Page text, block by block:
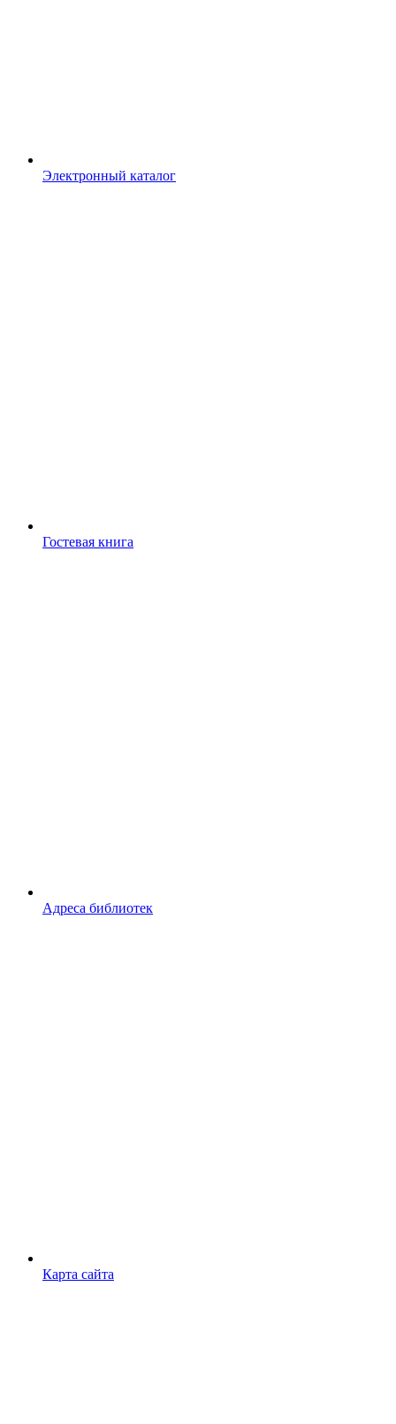
Электронный каталог
Гостевая книга
Адреса библиотек
Карта сайта